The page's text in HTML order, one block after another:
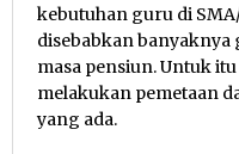
kebutuhan guru di
disebabkan banyaknya
masa pensiun. Untuk
melakukan pemetaan
yang ada.